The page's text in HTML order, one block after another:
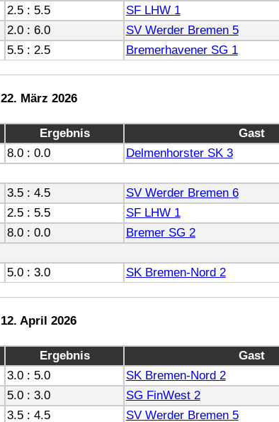
2.5 : 5.5 SF LHW 1
2.0 : 6.0 SV Werder Bremen 5
5.5 : 2.5 Bremerhavener SG 1
22. März 2026
Ergebnis Gast
8.0 : 0.0 Delmenhorster SK 3
3.5 : 4.5 SV Werder Bremen 6
2.5 : 5.5 SF LHW 1
8.0 : 0.0 Bremer SG 2
5.0 : 3.0 SK Bremen-Nord 2
12. April 2026
Ergebnis Gast
3.0 : 5.0 SK Bremen-Nord 2
5.0 : 3.0 SG FinWest 2
3.5 : 4.5 SV Werder Bremen 5